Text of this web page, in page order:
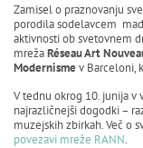
Zamisel o praznovanju
porodila sodelavcem
aktivnosti ob svetovnem
mrežaRéseau Art
Modernismev Barceloni,
V tednu okrog 10. junija v
najrazličnejši dogodki –
muzejskih zbirkah. Več o
povezavi mreže RANN.